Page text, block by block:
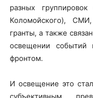
разных
Коломойского),
гранты, а также
освещении событий
фронтом.
И освещение это